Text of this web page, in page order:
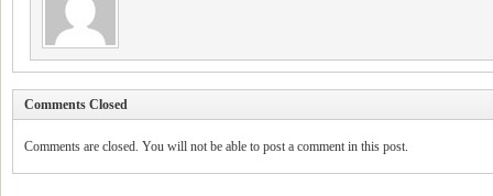
Comments Closed
Comments are closed. You will not be able to post a comment in this post.